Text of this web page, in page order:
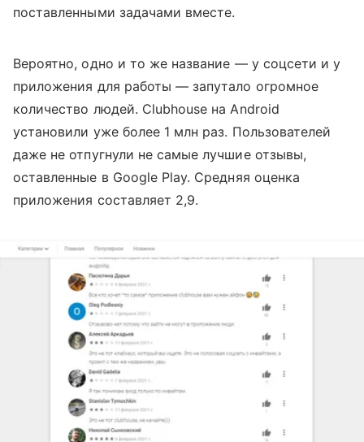
поставленными задачами вместе.
Вероятно, одно и то же название — у соцсети и у
приложения для работы — запутало огромное
количество людей. Clubhouse на Android
установили уже более 1 млн раз. Пользователей
даже не отпугнули не самые лучшие отзывы,
оставленные в Google Play. Средняя оценка
приложения составляет 2,9.